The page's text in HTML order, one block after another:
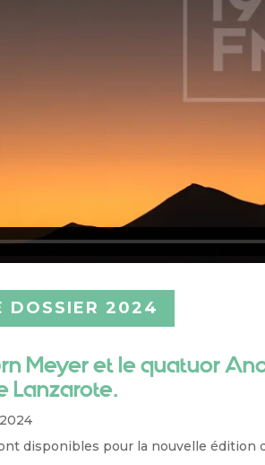
DOSSIER 2024
Meyer et le quatuor
Lanzarote.
disponibles pour la nouvelle édition